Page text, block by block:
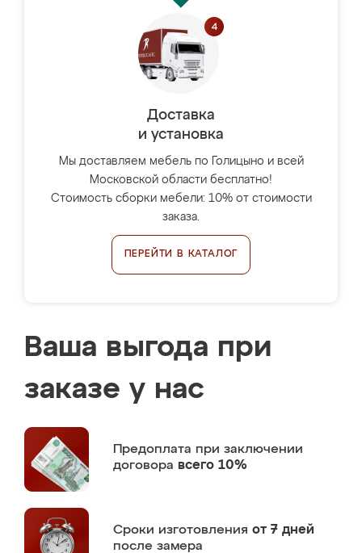
Доставка
и установка
Мы доставляем мебель по Голицыно и всей
Московской области бесплатно!
Стоимость сборки мебели: 10% от стоимости
заказа.
ПЕРЕЙТИ В КАТАЛОГ
Ваша выгода при
заказе у нас
Предоплата при заключении
договора всего 10%
Сроки изготовления от 7 дней
после замера